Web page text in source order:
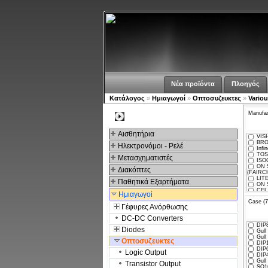
Νέα προϊόντα Πλοηγός
Κατάλογος » Hμιαγωγοί » Οπτοσυζευκτες »
Αισθητήρια
Ηλεκτρονόμοι - Ρελέ
Μετασχηματιστές
Διακόπτες
Παθητικά Εξαρτήματα
Hμιαγωγοί
Γέφυρες Ανόρθωσης
DC-DC Converters
Diodes
Οπτοσυζευκτες
Logic Output
Transistor Output
ON
ON
CEL
Case
Gull
Gull
Gull